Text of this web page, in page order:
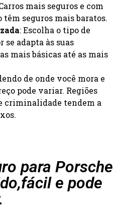
mais seguros e com
têm seguros mais baratos.
: Escolha o tipo de
se adapta às suas
mais básicas até as mais
de onde você mora e
pode variar. Regiões
criminalidade tendem a
para Porsche
e pode